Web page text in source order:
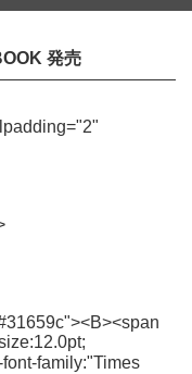
発売
family:"Times